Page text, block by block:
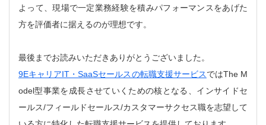
よって、現場で一定業務経験を積みパフォーマンスをあげた
方を評価者に据えるのが理想です。
最後までお読みいただきありがとうございました。
9EキャリアIT・SaaSセールスの転職支援サービスではThe M
odel型事業を成長させていくための核となる、インサイドセ
ールス/フィールドセールス/カスタマーサクセス職を志望して